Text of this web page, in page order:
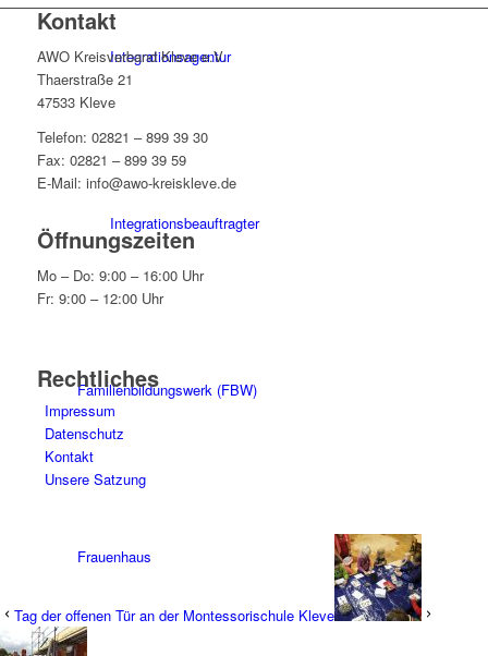
Integrationsagentur
Integrationsbeauftragter
Familienbildungswerk (FBW)
Frauenhaus
Kontakt
AWO Kreisverband Kleve e.V.
Thaerstraße 21
47533 Kleve
Telefon: 02821 – 899 39 30
Fax: 02821 – 899 39 59
E-Mail: info@awo-kreiskleve.de
Öffnungszeiten
Mo – Do: 9:00 – 16:00 Uhr
Fr: 9:00 – 12:00 Uhr
Rechtliches
Impressum
Datenschutz
Kontakt
Unsere Satzung
Tag der offenen Tür an der Montessorischule Kleve